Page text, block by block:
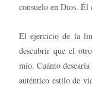
consuelo en Dios. Él
El ejercicio de la
descubrir que el
mío. Cuánto
auténtico estilo de